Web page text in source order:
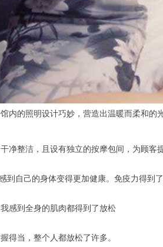
的照明设计巧妙，营造出温暖而柔和的
净整洁，且设有独立的按摩包间，为顾客
到自己的身体变得更加健康。免疫力得到
感到全身的肌肉都得到了放松
得当，整个人都放松了许多。